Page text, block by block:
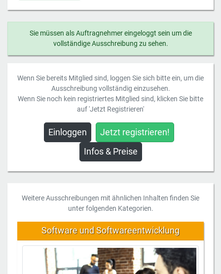
Sie müssen als Auftragnehmer eingeloggt sein um die
vollständige Ausschreibung zu sehen.
Wenn Sie bereits Mitglied sind, loggen Sie sich bitte ein, um die
Ausschreibung vollständig einzusehen.
Wenn Sie noch kein registriertes Mitglied sind, klicken Sie bitte
auf 'Jetzt Registrieren'
Einloggen
Jetzt registrieren!
Infos & Preise
Weitere Ausschreibungen mit ähnlichen Inhalten finden Sie
unter folgenden Kategorien.
Software und Softwareentwicklung